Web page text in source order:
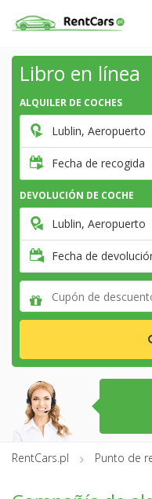
Libro en línea
ALQUILER DE COCHES
Lublin, Aeropuerto
Fecha de recogida
DEVOLUCIÓN DE COCHE
Lublin, Aeropuerto
Fecha de
RentCars.pl Punto de